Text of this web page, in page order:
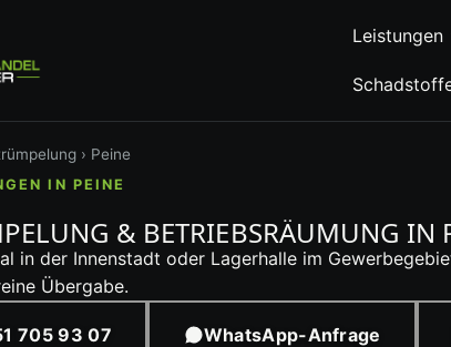
Leistungen
› Peine
IN PEINE
& BETRIEBSRÄUMUNG IN
in der Innenstadt oder Lagerhalle im
Übergabe.
705 93 07 WhatsApp-Anfrage